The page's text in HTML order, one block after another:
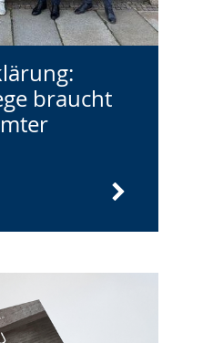
braucht